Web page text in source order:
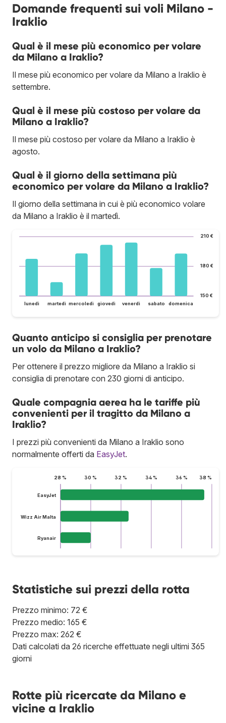
Domande frequenti sui voli Milano -
Iraklio
Qual è il mese più economico per volare
da Milano a Iraklio?
Il mese più economico per volare da Milano a Iraklio è
settembre.
Qual è il mese più costoso per volare da
Milano a Iraklio?
Il mese più costoso per volare da Milano a Iraklio è
agosto.
Qual è il giorno della settimana più
economico per volare da Milano a Iraklio?
Il giorno della settimana in cui è più economico volare
da Milano a Iraklio è il martedì.
150 €
180 €
210 €
lunedì martedì mercoledì giovedì venerdì sabato domenica
Quanto anticipo si consiglia per prenotare
un volo da Milano a Iraklio?
Per ottenere il prezzo migliore da Milano a Iraklio si
consiglia di prenotare con 230 giorni di anticipo.
Quale compagnia aerea ha le tariffe più
convenienti per il tragitto da Milano a
Iraklio?
I prezzi più convenienti da Milano a Iraklio sono
normalmente offerti da EasyJet.
28 % 30 % 32 % 34 % 36 % 38 %
EasyJet
Wizz Air Malta
Ryanair
Statistiche sui prezzi della rotta
Prezzo minimo: 72 €
Prezzo medio: 165 €
Prezzo max: 262 €
Dati calcolati da 26 ricerche effettuate negli ultimi 365
giorni
Rotte più ricercate da Milano e
vicine a Iraklio